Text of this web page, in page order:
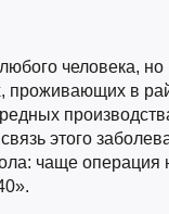
человека,
проживающих в
этого
чаще операция